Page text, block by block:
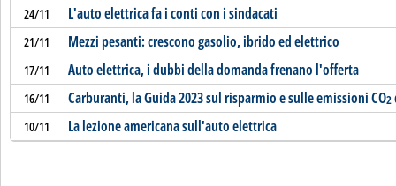
24/11 L'auto elettrica fa i conti con i sindacati
21/11 Mezzi pesanti: crescono gasolio, ibrido ed elettrico
17/11 Auto elettrica, i dubbi della domanda frenano l'offerta
16/11 Carburanti, la Guida 2023 sul risparmio e sulle emissioni CO2
10/11 La lezione americana sull'auto elettrica